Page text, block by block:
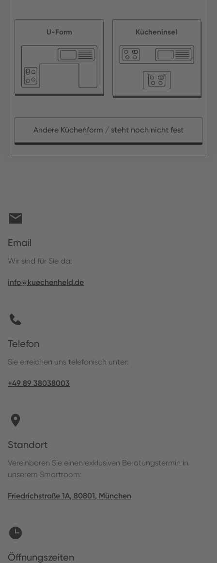
U-Form Kücheninsel
Andere Küchenform / steht noch nicht fest
Email
Wir sind für Sie da:
info@kuechenheld.de
Telefon
Sie erreichen uns telefonisch unter:
+49 89 38038003
Standort
Vereinbaren Sie einen exklusiven Beratungstermin in
unserem Smartroom:
Friedrichstraße 1A, 80801, München
Öffnungszeiten